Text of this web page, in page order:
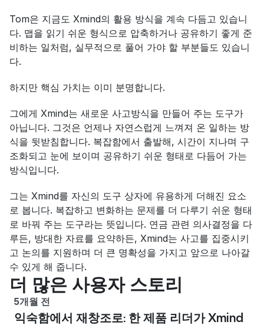
Tom은 지금도 Xmind의 활용 방식을 계속 다듬고 있습니
다. 맵을 읽기 쉬운 형식으로 압축하거나 공유하기 좋게 준
비하는 일처럼, 실무적으로 풀어 가야 할 부분들도 있습니
다.
하지만 핵심 가치는 이미 분명합니다.
그에게 Xmind는 새로운 사고방식을 만들어 주는 도구가
아닙니다. 그것은 언제나 자연스럽게 느껴져 온 일하는 방
식을 뒷받침합니다. 복잡함에서 출발해, 시간이 지나며 구
조화되고 눈에 보이며 공유하기 쉬운 형태로 다듬어 가는
방식입니다.
그는 Xmind를 자신의 도구 상자에 유용하게 더해진 요소
로 봅니다. 복잡하고 변화하는 문제를 더 다루기 쉬운 형태
로 바꿔 주는 도구라는 뜻입니다. 연금 관련 의사결정을 다
루든, 방대한 자료를 요약하든, Xmind는 사고를 집중시키
고 논의를 지원하며 더 큰 명확성을 가지고 앞으로 나아갈
수 있게 해 줍니다.
더 많은 사용자 스토리
5개월 전
익숙함에서 재창조로: 한 제품 리더가 Xmind